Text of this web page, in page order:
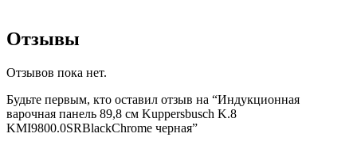
Отзывы
Отзывов пока нет.
Будьте первым, кто оставил отзыв на “Индукционная
варочная панель 89,8 см Kuppersbusch K.8
KMI9800.0SRBlackChrome черная”